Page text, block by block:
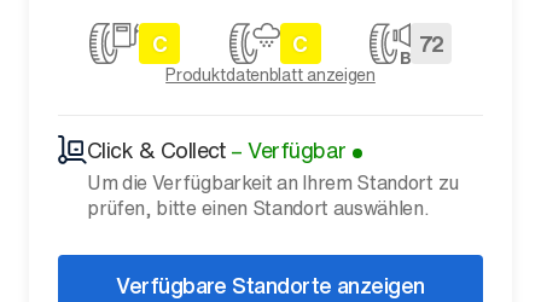
C C 72
Produktdatenblatt anzeigen
Click & Collect–Verfügbar
Um die Verfügbarkeit an Ihrem Standort zu
prüfen, bitte einen Standort auswählen.
Verfügbare Standorte anzeigen